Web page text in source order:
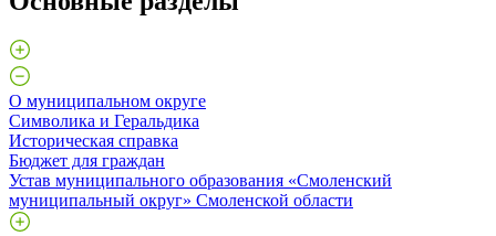
О муниципальном округе
Символика и Геральдика
Историческая справка
Бюджет для граждан
Устав муниципального образования «Смоленский
муниципальный округ» Смоленской области